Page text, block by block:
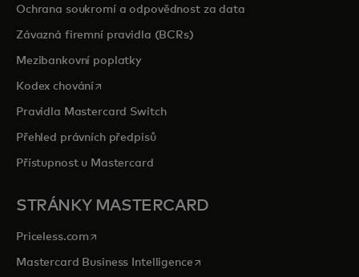
Ochrana soukromí a odpovědnost za data
Závazná firemní pravidla (BCRs)
Mezibankovní poplatky
Kodex chováníopens in a new tab
Pravidla Mastercard Switch
Přehled právních předpisů
Přístupnost u Mastercard
STRÁNKY MASTERCARD
Priceless.com opens in a new tab
Mastercard Business Intelligenceopens in a new tab